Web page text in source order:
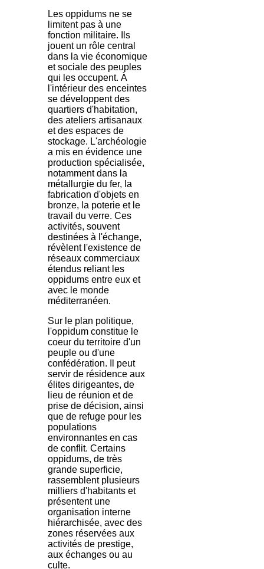
Les oppidums ne se
limitent pas à une
fonction militaire. Ils
jouent un rôle central
dans la vie économique
et sociale des peuples
qui les occupent. À
l'intérieur des enceintes
se développent des
quartiers d'habitation,
des ateliers artisanaux
et des espaces de
stockage. L'archéologie
a mis en évidence une
production spécialisée,
notamment dans la
métallurgie du fer, la
fabrication d'objets en
bronze, la poterie et le
travail du verre. Ces
activités, souvent
destinées à l'échange,
révèlent l'existence de
réseaux commerciaux
étendus reliant les
oppidums entre eux et
avec le monde
méditerranéen.
Sur le plan politique,
l'oppidum constitue le
coeur du territoire d'un
peuple ou d'une
confédération. Il peut
servir de résidence aux
élites dirigeantes, de
lieu de réunion et de
prise de décision, ainsi
que de refuge pour les
populations
environnantes en cas
de conflit. Certains
oppidums, de très
grande superficie,
rassemblent plusieurs
milliers d'habitants et
présentent une
organisation interne
hiérarchisée, avec des
zones réservées aux
activités de prestige,
aux échanges ou au
culte.